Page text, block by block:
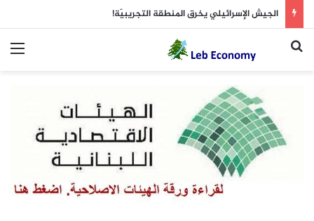
الجيش الإسرائيلي يخرق المنطقة التجريبيّة!
بحث عن